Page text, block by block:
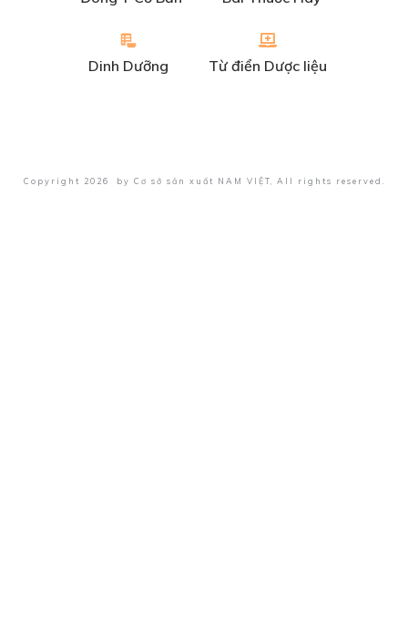
Dinh Dưỡng Từ điển Dược liệu
Copyright 2026 by Cơ sở sản xuất NAM VIỆT , All rights reserved.